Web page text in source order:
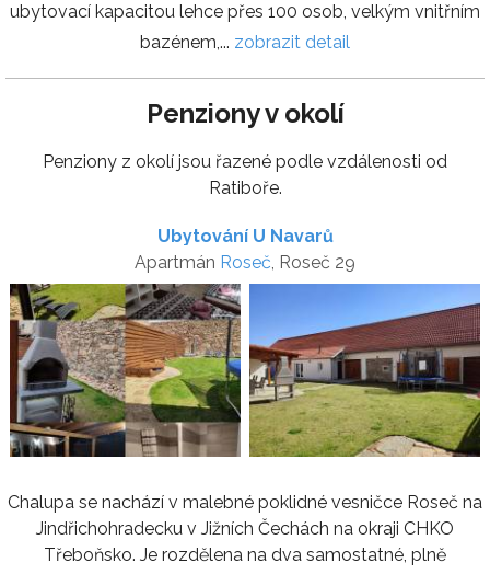
ubytovací kapacitou lehce přes 100 osob, velkým vnitřním
bazénem,... zobrazit detail
Penziony v okolí
Penziony z okolí jsou řazené podle vzdálenosti od
Ratiboře.
Ubytování U Navarů
Apartmán Roseč, Roseč 29
Chalupa se nachází v malebné poklidné vesničce Roseč na
Jindřichohradecku v Jižních Čechách na okraji CHKO
Třeboňsko. Je rozdělena na dva samostatné, plně